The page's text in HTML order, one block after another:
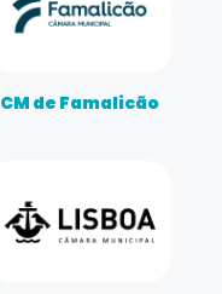
CM de Famalicão